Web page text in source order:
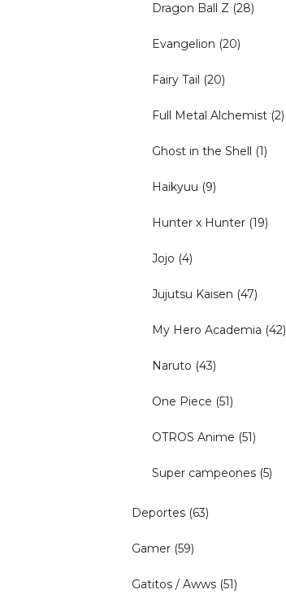
Dragon Ball Z (28)
Evangelion (20)
Fairy Tail (20)
Full Metal Alchemist (2)
Ghost in the Shell (1)
Haikyuu (9)
Hunter x Hunter (19)
Jojo (4)
Jujutsu Kaisen (47)
My Hero Academia (42)
Naruto (43)
One Piece (51)
OTROS Anime (51)
Super campeones (5)
Deportes (63)
Gamer (59)
Gatitos / Awws (51)